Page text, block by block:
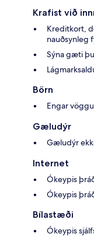
Krafist við
Kreditkort,
nauðsynleg
Sýna gæti
Börn
Engar
Gæludýr
Gæludýr
Internet
Ókeypis
Ókeypis
Bílastæði
Ókeypis